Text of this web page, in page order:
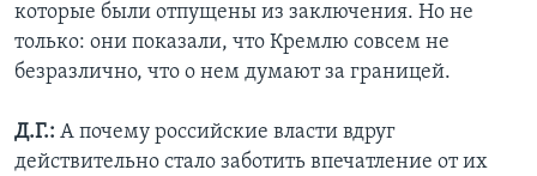
которые были отпущены из заключения. Но не
только: они показали, что Кремлю совсем не
безразлично, что о нем думают за границей.
Д.Г.: А почему российские власти вдруг
действительно стало заботить впечатление от их